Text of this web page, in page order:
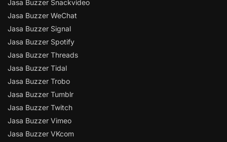
Jasa Buzzer Snackvideo
Jasa Buzzer WeChat
Jasa Buzzer Signal
Jasa Buzzer Spotify
Jasa Buzzer Threads
Jasa Buzzer Tidal
Jasa Buzzer Trobo
Jasa Buzzer Tumblr
Jasa Buzzer Twitch
Jasa Buzzer Vimeo
Jasa Buzzer VKcom